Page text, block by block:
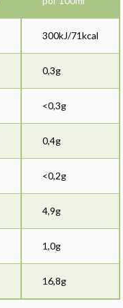
300kJ/71kcal
0,3g
<0,3g
0,4g
<0,2g
4,9g
1,0g
16,8g